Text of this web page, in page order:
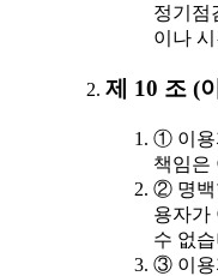
정기점
이나
제 10 조 (
① 이용
책임은
② 명백
용자가
수 없
③ 이용